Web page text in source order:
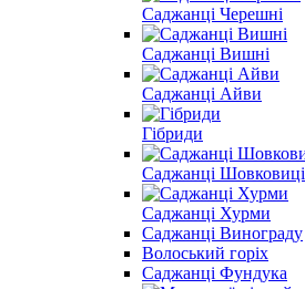
Саджанці Черешні
Саджанці Вишні
Саджанці Айви
Гібриди
Саджанці Шовковиці
Саджанці Хурми
Саджанці Винограду
Волоський горіх
Саджанці Фундука